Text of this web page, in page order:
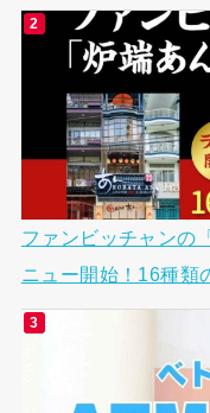
ファンビッチャンの
ニュー開始！16種類